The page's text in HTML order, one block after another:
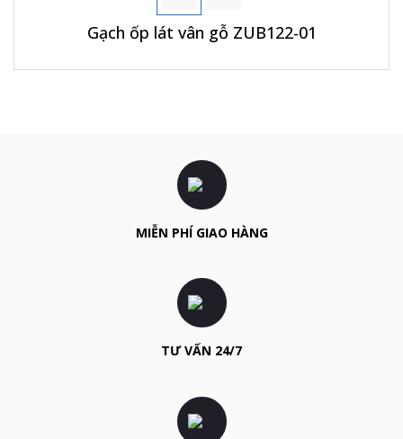
Gạch ốp lát vân gỗ ZUB122-01
MIỄN PHÍ GIAO HÀNG
TƯ VẤN 24/7